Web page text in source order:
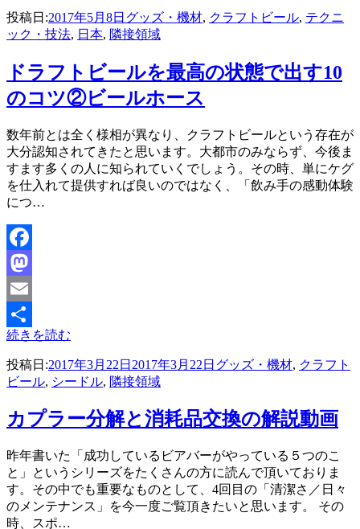
有
投稿日:2017年5月8日 グッズ・機材, クラフトビール, テクニ
ック・技法, 日本, 隣接領域
ドラフトビールを最高の状態で出す10
のコツ②ビールホース
投稿者master
数年前とは全く様相が異なり、クラフトビールという存在が
大分認知されてきたと思います。大都市のみならず、今後ま
すます多くの人に知られていくでしょう。その時、単にケグ
を仕入れて提供すれば良いのではなく、「飲み手の感動体験
につ…
Facebook
Mastodon
Email
共
有
続きを読む
投稿日:2017年3月22日 2017年3月22日 グッズ・機材, クラフト
ビール, シードル, 隣接領域
カプラー分解と消耗品交換の解説動画
投稿者master
昨年書いた「成功しているビアバーがやっている５つのこ
と」というシリーズをたくさんの方に読んで頂いておりま
す。その中でも重要なものとして、4回目の「清潔さ／日々
のメンテナンス」を今一度ご覧頂きたいと思います。 その
時、スポ…